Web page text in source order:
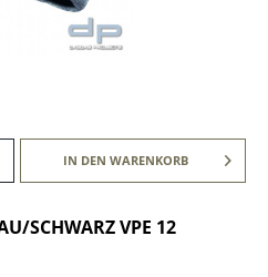
IN DEN WARENKORB
SCHWARZ VPE 12